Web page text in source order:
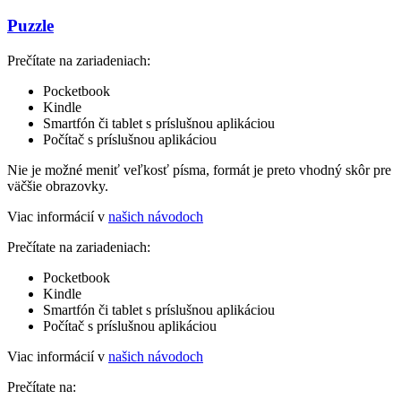
Puzzle
Prečítate na zariadeniach:
Pocketbook
Kindle
Smartfón či tablet s príslušnou aplikáciou
Počítač s príslušnou aplikáciou
Nie je možné meniť veľkosť písma, formát je preto vhodný skôr pre
väčšie obrazovky.
Viac informácií v našich návodoch
Prečítate na zariadeniach:
Pocketbook
Kindle
Smartfón či tablet s príslušnou aplikáciou
Počítač s príslušnou aplikáciou
Viac informácií v našich návodoch
Prečítate na: